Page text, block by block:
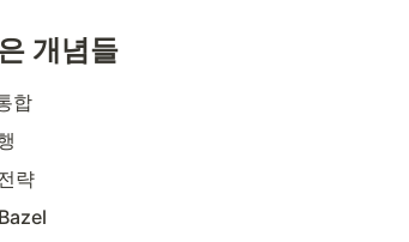
개념들
합
략